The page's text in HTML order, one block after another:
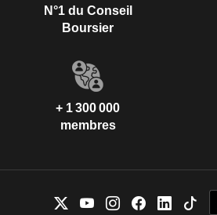
N°1 du Conseil
Boursier
+ 1 300 000
membres